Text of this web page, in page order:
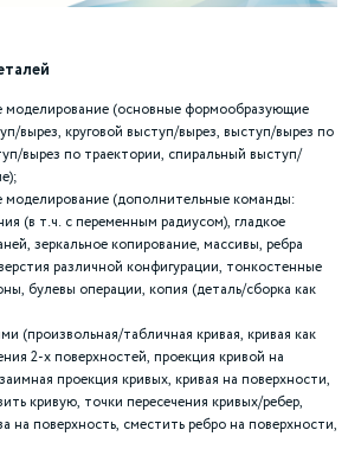
моделирование (основные формообразующие
вырез, круговой выступ/вырез, выступ/вырез по
вырез по траектории, спиральный выступ/
моделирование (дополнительные команды:
(в т.ч. с переменным радиусом), гладкое
зеркальное копирование, массивы, ребра
различной конфигурации, тонкостенные
булевы операции, копия (деталь/сборка как
(произвольная/табличная кривая, кривая как
2-х поверхностей, проекция кривой на
проекция кривых, кривая на поверхности,
кривую, точки пересечения кривых/ребер,
на поверхность, сместить ребро на поверхности,